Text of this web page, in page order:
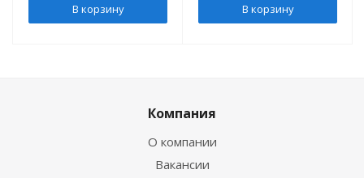
В корзину В корзину
Компания
О компании
Вакансии